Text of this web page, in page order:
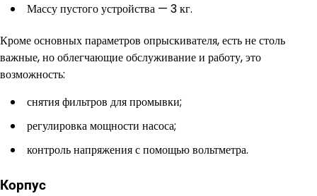
Массу пустого устройства — 3 кг.
Кроме основных параметров опрыскивателя, есть не столь
важные, но облегчающие обслуживание и работу, это
возможность:
снятия фильтров для промывки;
регулировка мощности насоса;
контроль напряжения с помощью вольтметра.
Корпус